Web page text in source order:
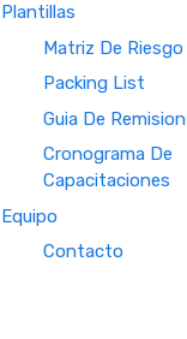
Plantillas
Matriz De Riesgo
Packing List
Guia De Remision
Cronograma De
Capacitaciones
Equipo
Contacto